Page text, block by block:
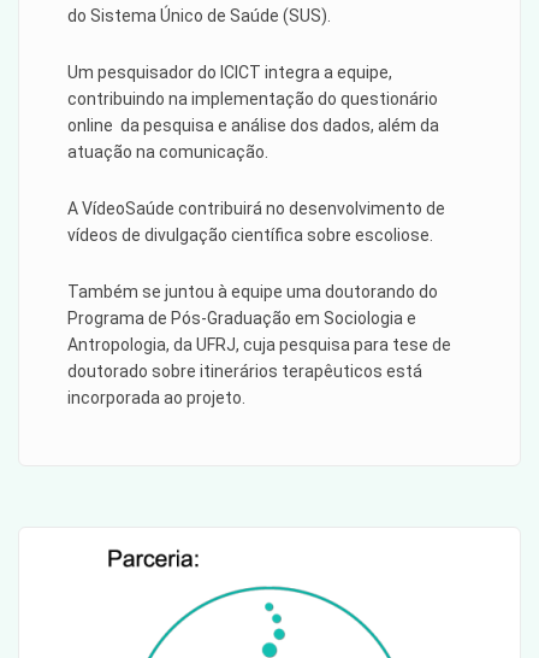
do Sistema Único de Saúde (SUS).
Um pesquisador do ICICT integra a equipe,
contribuindo na implementação do questionário
online da pesquisa e análise dos dados, além da
atuação na comunicação.
A VídeoSaúde contribuirá no desenvolvimento de
vídeos de divulgação científica sobre escoliose.
Também se juntou à equipe uma doutorando do
Programa de Pós-Graduação em Sociologia e
Antropologia, da UFRJ, cuja pesquisa para tese de
doutorado sobre itinerários terapêuticos está
incorporada ao projeto.